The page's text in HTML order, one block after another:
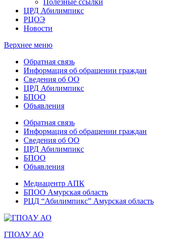
Полезные ссылки
ЦРД Абилимпикс
РЦОЭ
Новости
Верхнее меню
Обратная связь
Информация об обращении граждан
Сведения об ОО
ЦРД Абилимпикс
БПОО
Объявления
Обратная связь
Информация об обращении граждан
Сведения об ОО
ЦРД Абилимпикс
БПОО
Объявления
Медиацентр АПК
БПОО Амурская область
РЦД “Абилимпикс” Амурская область
ГПОАУ АО